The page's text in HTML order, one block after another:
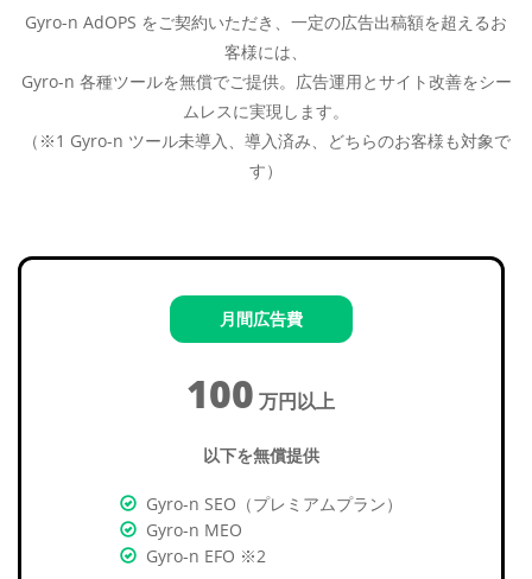
Gyro-n AdOPS をご契約いただき、一定の広告出稿額を超えるお
客様には、
Gyro-n 各種ツールを無償でご提供。広告運用とサイト改善をシー
ムレスに実現します。
（※1 Gyro-n ツール未導入、導入済み、どちらのお客様も対象で
す）
月間広告費
100 万円以上
以下を無償提供
Gyro-n SEO（プレミアムプラン）
Gyro-n MEO
Gyro-n EFO ※2